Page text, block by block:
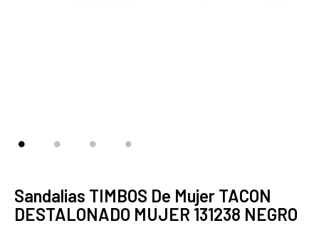
Sandalias TIMBOS De Mujer TACON
DESTALONADO MUJER 131238 NEGRO